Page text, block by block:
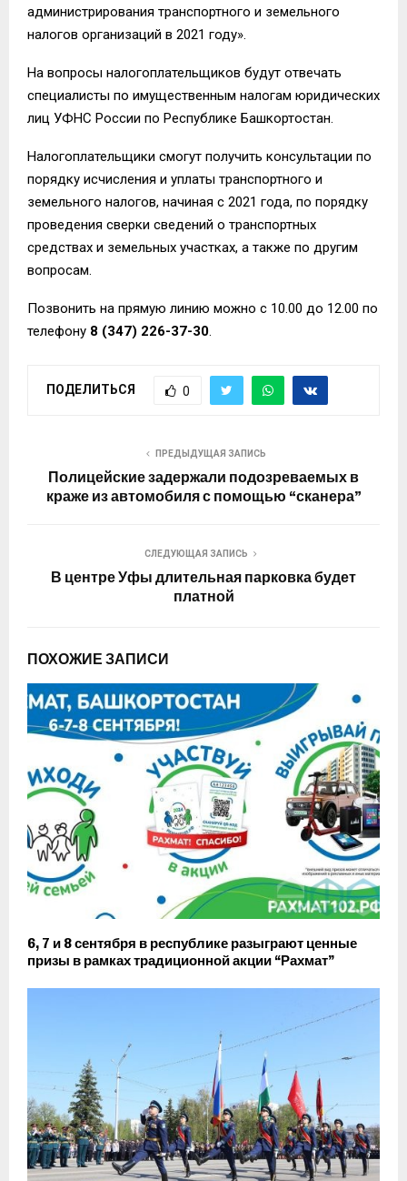
администрирования транспортного и земельного
налогов организаций в 2021 году».
На вопросы налогоплательщиков будут отвечать
специалисты по имущественным налогам юридических
лиц УФНС России по Республике Башкортостан.
Налогоплательщики смогут получить консультации по
порядку исчисления и уплаты транспортного и
земельного налогов, начиная с 2021 года, по порядку
проведения сверки сведений о транспортных
средствах и земельных участках, а также по другим
вопросам.
Позвонить на прямую линию можно с 10.00 до 12.00 по
телефону 8 (347) 226-37-30.
ПОДЕЛИТЬСЯ 0
ПРЕДЫДУЩАЯ ЗАПИСЬ
Полицейские задержали подозреваемых в
краже из автомобиля с помощью “сканера”
СЛЕДУЮЩАЯ ЗАПИСЬ
В центре Уфы длительная парковка будет
платной
ПОХОЖИЕ ЗАПИСИ
6, 7 и 8 сентября в республике разыграют ценные
призы в рамках традиционной акции “Рахмат”